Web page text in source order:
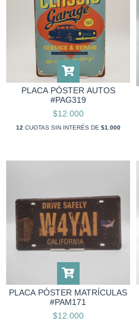
PLACA PÓSTER AUTOS
#PAG319
$12.000
12CUOTAS SIN INTERÉS DE $1.000
PLACA PÓSTER MATRÍCULAS
#PAM171
$12.000